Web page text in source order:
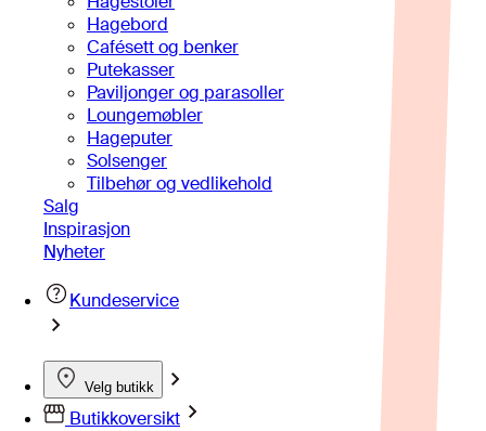
Hagebord
Cafésett og benker
Putekasser
Paviljonger og parasoller
Loungemøbler
Hageputer
Solsenger
Tilbehør og vedlikehold
Salg
Inspirasjon
Nyheter
Kundeservice
Velg butikk
Butikkoversikt